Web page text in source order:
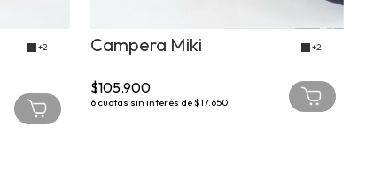
+2 Campera Miki +2
$105.900
6 cuotas sin interés de$17.650